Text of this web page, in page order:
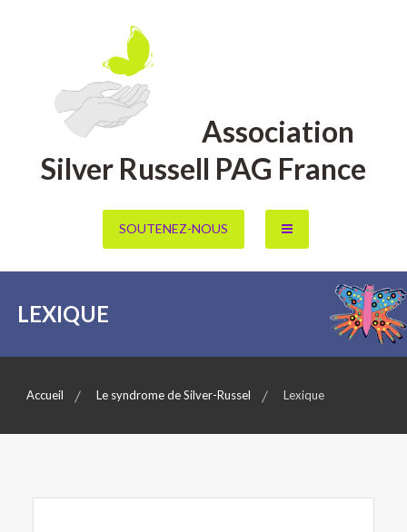
Association
Silver Russell PAG France
SOUTENEZ-NOUS
LEXIQUE
Accueil Le syndrome de Silver-Russel Lexique